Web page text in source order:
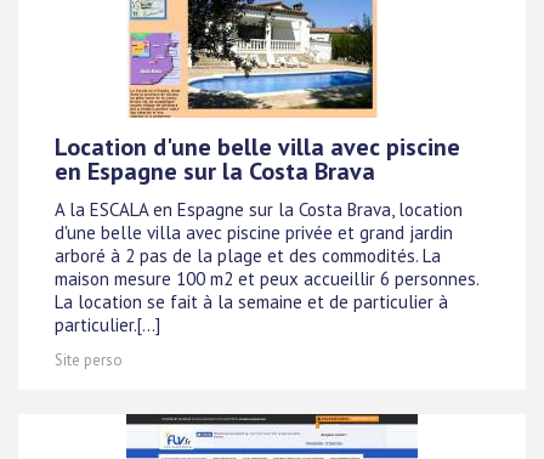
Location d'une belle villa avec piscine
en Espagne sur la Costa Brava
A la ESCALA en Espagne sur la Costa Brava, location
d'une belle villa avec piscine privée et grand jardin
arboré à 2 pas de la plage et des commodités. La
maison mesure 100 m2 et peux accueillir 6 personnes.
La location se fait à la semaine et de particulier à
particulier.[...]
Site perso